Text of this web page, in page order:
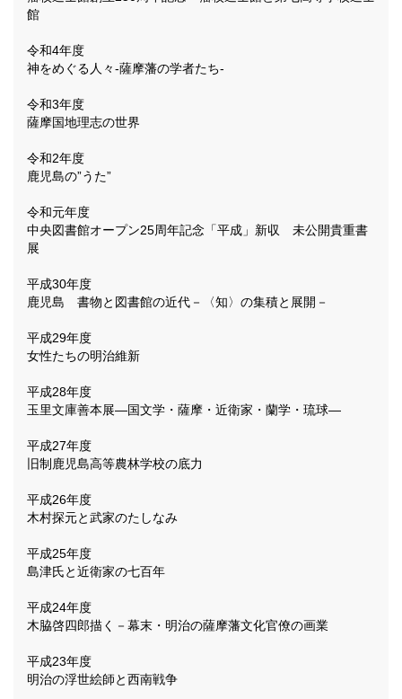
館
令和4年度
神をめぐる人々-薩摩藩の学者たち-
令和3年度
薩摩国地理志の世界
令和2年度
鹿児島の”うた”
令和元年度
中央図書館オープン25周年記念「平成」新収 未公開貴重書
展
平成30年度
鹿児島 書物と図書館の近代－〈知〉の集積と展開－
平成29年度
女性たちの明治維新
平成28年度
玉里文庫善本展―国文学・薩摩・近衛家・蘭学・琉球―
平成27年度
旧制鹿児島高等農林学校の底力
平成26年度
木村探元と武家のたしなみ
平成25年度
島津氏と近衛家の七百年
平成24年度
木脇啓四郎描く－幕末・明治の薩摩藩文化官僚の画業
平成23年度
明治の浮世絵師と西南戦争